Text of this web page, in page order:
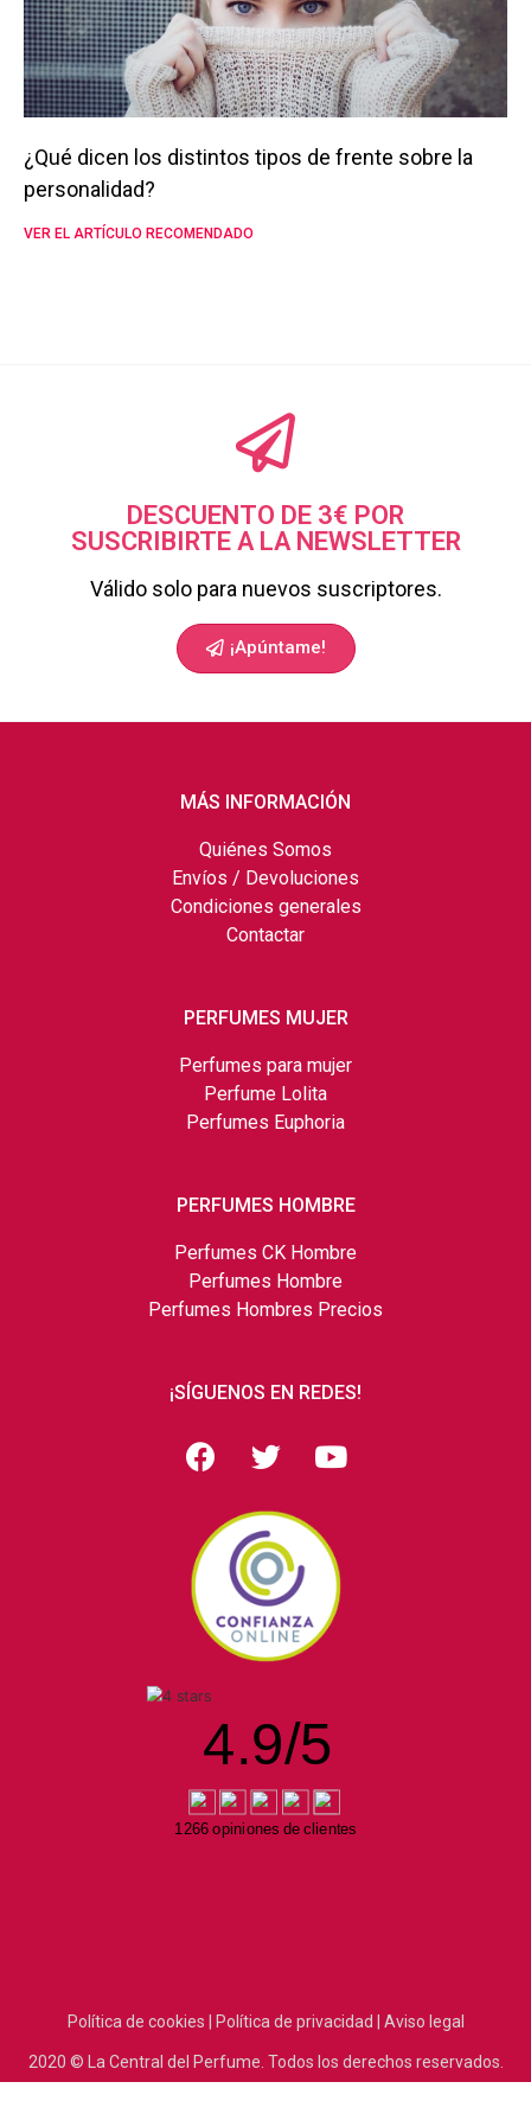
¿Qué dicen los distintos tipos de frente sobre la
personalidad?
VER EL ARTÍCULO RECOMENDADO
DESCUENTO DE 3€ POR
SUSCRIBIRTE A LA NEWSLETTER
Válido solo para nuevos suscriptores.
¡Apúntame!
MÁS INFORMACIÓN
Quiénes Somos
Envíos / Devoluciones
Condiciones generales
Contactar
PERFUMES MUJER
Perfumes para mujer
Perfume Lolita
Perfumes Euphoria
PERFUMES HOMBRE
Perfumes CK Hombre
Perfumes Hombre
Perfumes Hombres Precios
¡SÍGUENOS EN REDES!
4.9/5
1266 opiniones de clientes
Política de cookies | Política de privacidad | Aviso legal
2020 © La Central del Perfume. Todos los derechos reservados.